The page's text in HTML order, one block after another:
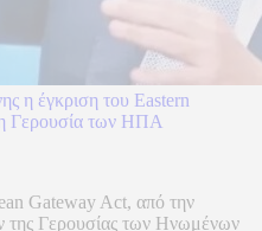
η έγκριση του Eastern
Γερουσία των ΗΠΑ
Gateway Act, από την
της Γερουσίας των Ηνωμένων